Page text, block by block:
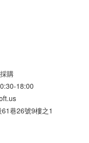
購
18:00
巷26號9樓之1